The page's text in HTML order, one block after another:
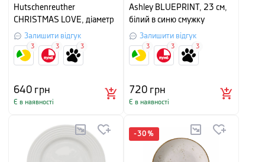
Hutschenreuther
CHRISTMAS LOVE, діаметр
27 см, білий з малюнком
Залишити відгук
640грн
Є в наявності
3 3 3
Ashley BLUEPRINT, 23 см,
білий в синю смужку
Залишити відгук
720грн
Є в наявності
3 3 3
-30 %